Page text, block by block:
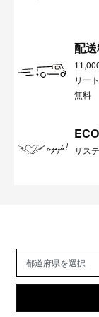
配
リー
無料
サス